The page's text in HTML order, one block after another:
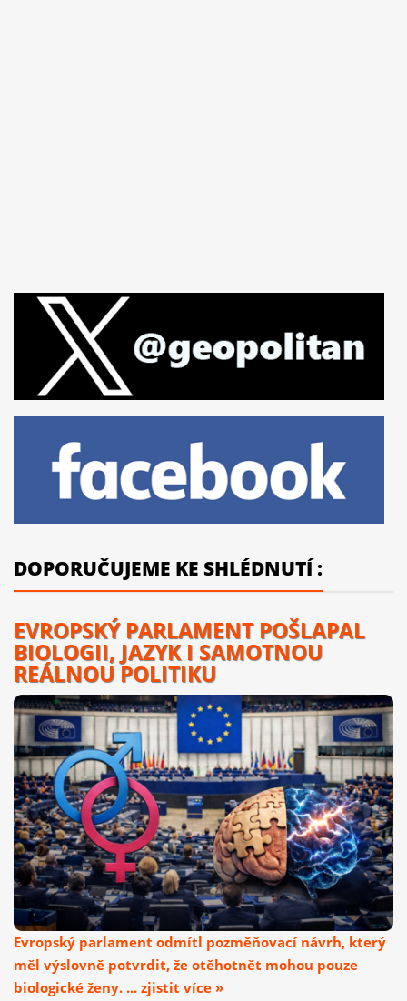
DOPORUČUJEME KE SHLÉDNUTÍ :
EVROPSKÝ PARLAMENT POŠLAPAL
BIOLOGII, JAZYK I SAMOTNOU
REÁLNOU POLITIKU
Evropský parlament odmítl pozměňovací návrh, který
měl výslovně potvrdit, že otěhotnět mohou pouze
biologické ženy. ... zjistit více »